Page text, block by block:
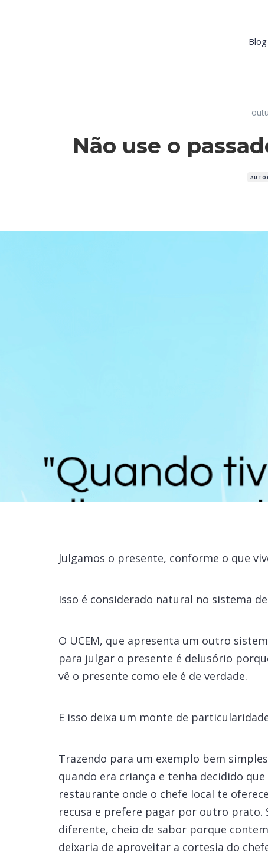
Blog
Não use o
Julgamos o presente, conforme o que
Isso é considerado natural no sistema
O UCEM, que apresenta um outro
para julgar o presente é delusório
vê o presente como ele é de verdade.
E isso deixa um monte de
Trazendo para um exemplo bem
quando era criança e tenha decidido
restaurante onde o chefe local te
recusa e prefere pagar por outro prato.
diferente, cheio de sabor porque
deixaria de aproveitar a cortesia do